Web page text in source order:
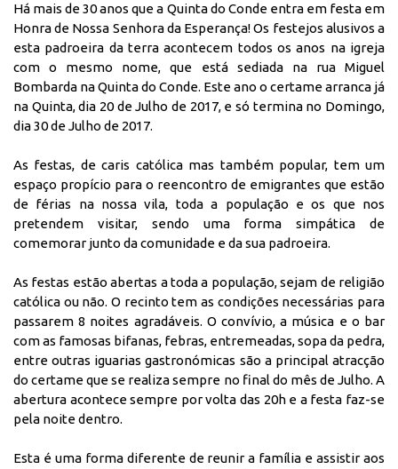
Há mais de 30 anos que a Quinta do Conde entra em festa em
Honra de Nossa Senhora da Esperança! Os festejos alusivos a
esta padroeira da terra acontecem todos os anos na igreja
com o mesmo nome, que está sediada na rua Miguel
Bombarda na Quinta do Conde. Este ano o certame arranca já
na Quinta, dia 20 de Julho de 2017, e só termina no Domingo,
dia 30 de Julho de 2017.
As festas, de caris católica mas também popular, tem um
espaço propício para o reencontro de emigrantes que estão
de férias na nossa vila, toda a população e os que nos
pretendem visitar, sendo uma forma simpática de
comemorar junto da comunidade e da sua padroeira.
As festas estão abertas a toda a população, sejam de religião
católica ou não. O recinto tem as condições necessárias para
passarem 8 noites agradáveis. O convívio, a música e o bar
com as famosas bifanas, febras, entremeadas, sopa da pedra,
entre outras iguarias gastronómicas são a principal atracção
do certame que se realiza sempre no final do mês de Julho. A
abertura acontece sempre por volta das 20h e a festa faz-se
pela noite dentro.
Esta é uma forma diferente de reunir a família e assistir aos